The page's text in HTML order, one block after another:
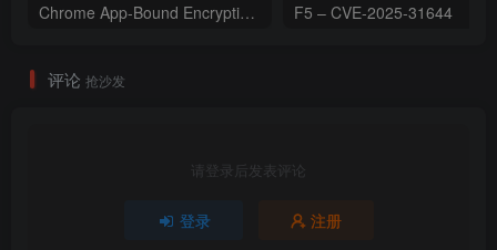
Chrome App-Bound Encryption Decryption F5 – CVE-2025-31644
评论 抢沙发
请登录后发表评论
登录 注册